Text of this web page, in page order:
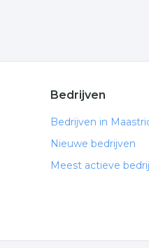
Bedrijven
Bedrijven in
Nieuwe bedrijven
Meest actieve